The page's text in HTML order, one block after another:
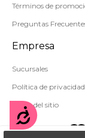
Accesibilidad
Términos de
Preguntas
Empresa
Sucursales
Política de privacidad
Mapa del sitio